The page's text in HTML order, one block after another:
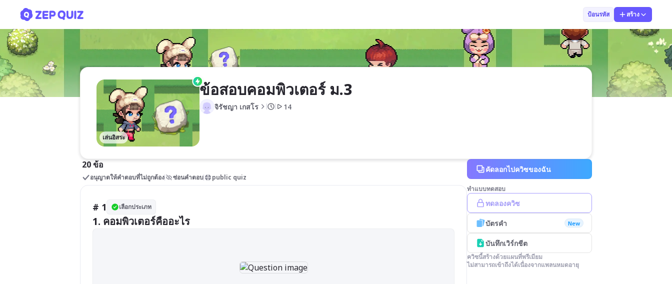
ป้อนรหัส สร้าง
เล่นอิสระ
ข้อสอบคอมพิวเตอร์ ม.3
จิรัชญา เกสโร 14
20 ข้อ
อนุญาตให้คำตอบที่ไม่ถูกต้อง ซ่อนคำตอบ public quiz
# 1 เลือกประเภท
1. คอมพิวเตอร์คืออะไร
คัดลอกไปควิซของฉัน
ทำแบบทดสอบ
ทดลองควิซ
บัตรคำ New
บันทึกเวิร์กชีต
ควิซนี้สร้างด้วยแผนที่พรีเมียม
ไม่สามารถเข้าถึงได้เนื่องจากแพลนหมดอายุ